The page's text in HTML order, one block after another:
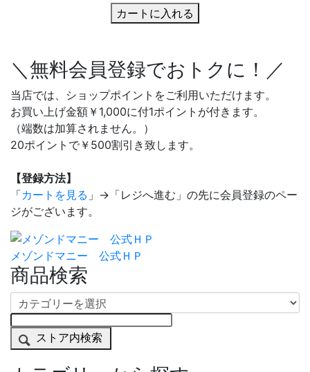
カートに入れる
＼無料会員登録でおトクに！／
当店では、ショップポイントをご利用いただけます。
お買い上げ金額￥1,000に付1ポイントが付きます。
（端数は加算されません。）
20ポイントで￥500割引き致します。
【登録方法】
「カートを見る 」→「レジへ進む」の先に会員登録のペー
ジがございます。
メゾンドマニー 公式ＨＰ
商品検索
ストア内検索